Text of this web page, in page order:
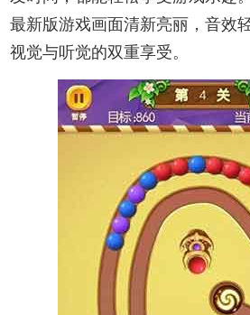
最新版游戏画面清新亮丽，音效
视觉与听觉的双重享受。